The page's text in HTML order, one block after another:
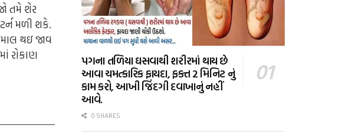
તમે શેર
મળી શકે.
થઇ જાવ
રોકાણ
પગના તળિયા ઘસવાથી શરીરમાં થાય છે
આવા ચમત્કારિક ફાયદા, ફક્ત 2 મિનિટ નું
કામ કરો, આખી જિંદગી દવાખાનું નહીં
આવે.
0 SHARES